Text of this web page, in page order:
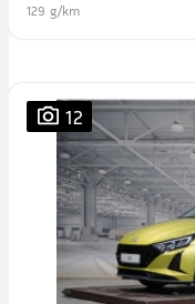
129 g/km
12